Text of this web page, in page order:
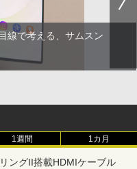
線で考える、サムスン
1週間 1カ月
ングII搭載HDMIケーブル